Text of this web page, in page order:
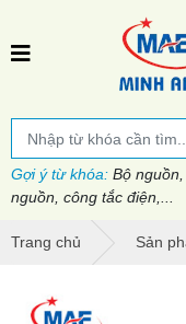
Gợi ý từ khóa: Bộ
nguồn, công tắc điện,...
Trang chủ Sản